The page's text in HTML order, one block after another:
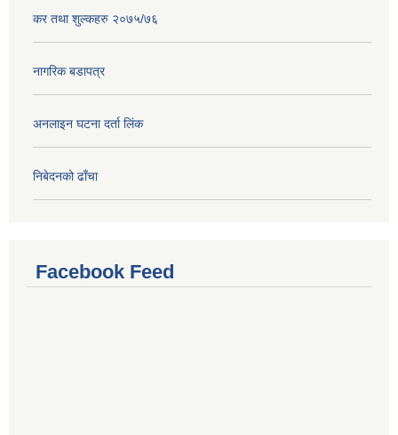
कर तथा शुल्कहरु २०७५/७६
नागरिक बडापत्र
अनलाइन घटना दर्ता लिंक
निबेदनको ढाँचा
Facebook Feed